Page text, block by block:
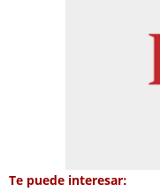
Te puede interesar: